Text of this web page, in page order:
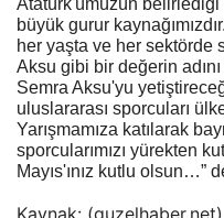
Atatürk'ümüzün
büyük gurur
her yaşta ve her sektörde
Aksu gibi bir değerin
Semra Aksu'yu
uluslararası sporcuları
Yarışmamıza katılarak
sporcularımızı yürekten
Mayıs'ınız kutlu olsun…”
Kaynak: